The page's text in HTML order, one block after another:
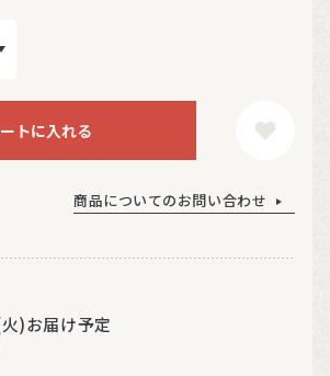
トに入れる
商品についてのお問い合わせ
)お届け予定